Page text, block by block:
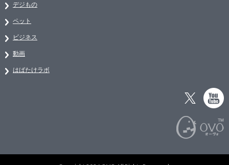
デジもの
ペット
ビジネス
動画
はばたけラボ